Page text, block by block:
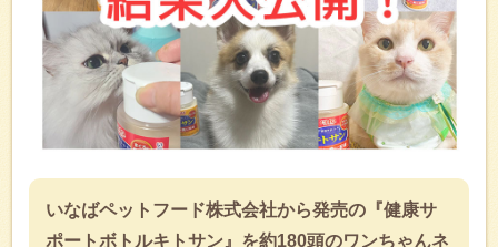
いなばペットフード株式会社から発売の『健康サ
ポートボトルキトサン』を約180頭のワンちゃんネ